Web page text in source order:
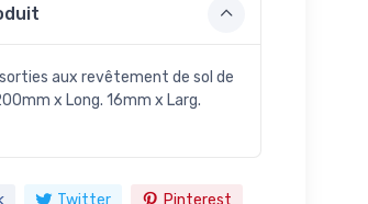
aux revêtement de sol de
x Long. 16mm x Larg.
Twitter Pinterest